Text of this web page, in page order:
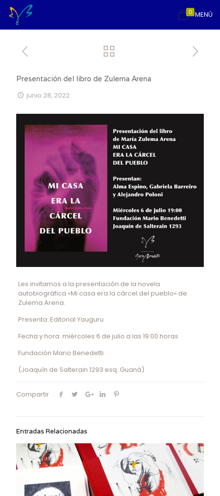
MENÚ
0
Presentación del libro de Zulema Arena
junio 28, 2022
Les invitamos a la presentación de la novela
autobiográfica «Mi casa era la cárcel del pueblo» de
Zulema Arena.
Presenta: Editorial Yauguru
Fecha y hora: miércoles 6 de julio a las 19:00 horas
Fundación Mario Benedetti
(Joaquín de Salterain 1293 esq. Guaná)
Compartir
Entradas Relacionadas